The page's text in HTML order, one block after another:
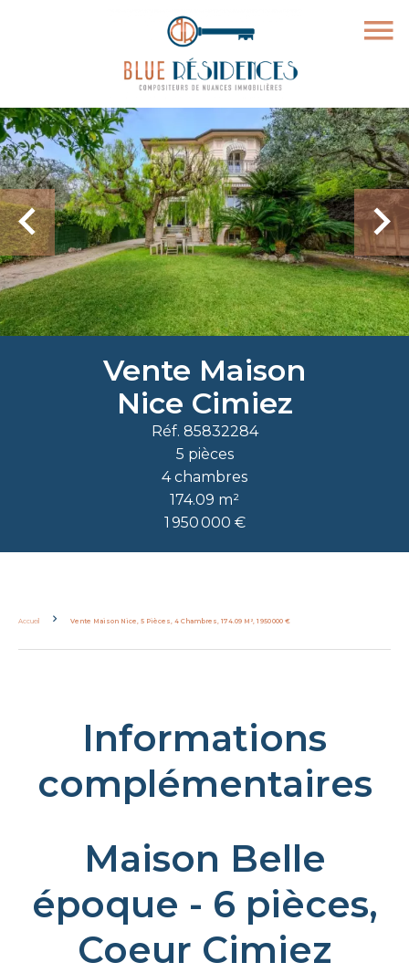
Vente Maison
Nice Cimiez
Réf. 85832284
5 pièces
4 chambres
174.09 m²
1 950 000 €
Accueil Vente Maison Nice, 5 Pièces, 4 Chambres, 174.09 M², 1 950 000 €
Informations
complémentaires
Maison Belle
époque - 6 pièces,
Coeur Cimiez